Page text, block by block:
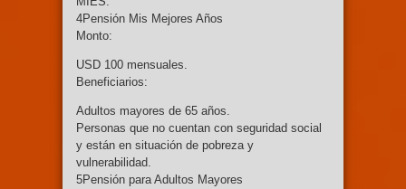
4Pensión Mis Mejores Años
Monto:
USD 100 mensuales.
Beneficiarios:
Adultos mayores de 65 años.
Personas que no cuentan con seguridad social
y están en situación de pobreza y
vulnerabilidad.
5Pensión para Adultos Mayores